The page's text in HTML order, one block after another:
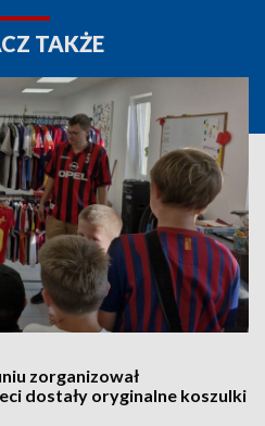
TAKŻE
zorganizował
dostały oryginalne koszulki